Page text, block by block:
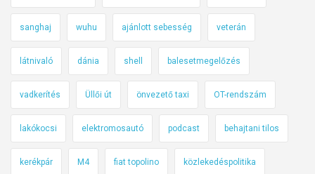
sanghaj wuhu ajánlott sebesség veterán
látnivaló dánia shell balesetmegelőzés
vadkerítés Üllői út önvezető taxi OT-rendszám
lakókocsi elektromosautó podcast behajtani tilos
kerékpár M4 fiat topolino közlekedéspolitika